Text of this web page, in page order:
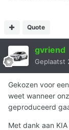
Quote
gvriend
Geplaatst
Gekozen voor
weet wanneer
geproduceerd
Met dank aan